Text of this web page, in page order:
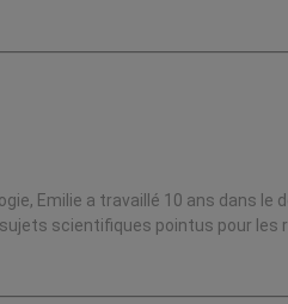
Emilie a travaillé 10 ans dans
scientifiques pointus pour